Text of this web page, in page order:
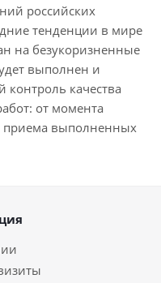
российских
тенденции в мире
на безукоризненные
выполнен и
контроль качества
от момента
приема выполненных